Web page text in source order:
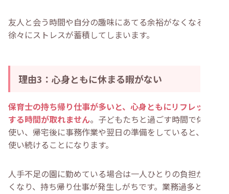
友人と会う時間や自分の趣味にあてる余裕がなくなると、
徐々にストレスが蓄積してしまいます。
理由3：心身ともに休まる暇がない
保育士の持ち帰り仕事が多いと、心身ともにリフレッシュ
する時間が取れません。子どもたちと過ごす時間で体力を
使い、帰宅後に事務作業や翌日の準備をしていると、頭を
使い続けることになります。
人手不足の園に勤めている場合は一人ひとりの負担が大き
くなり、持ち帰り仕事が発生しがちです。業務過多と慢性